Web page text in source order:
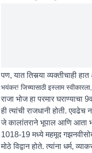
पण, यात तिसर्‍या व्यक्तीचाही
भयंकर! जिच्यासाठी इस्लाम
राजा भोज हा परमार
ही त्यांची राजधानी होती.
जे कालांतराने भूपाल आणि
1018-19 मध्ये महमूद
मोठे विद्वान होते. त्यांना धर्म,